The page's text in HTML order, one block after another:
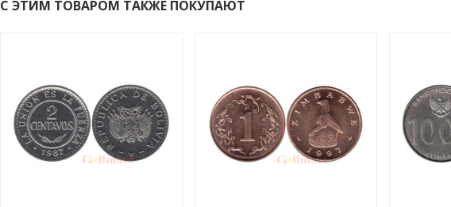
С ЭТИМ ТОВАРОМ ТАКЖЕ ПОКУПАЮТ